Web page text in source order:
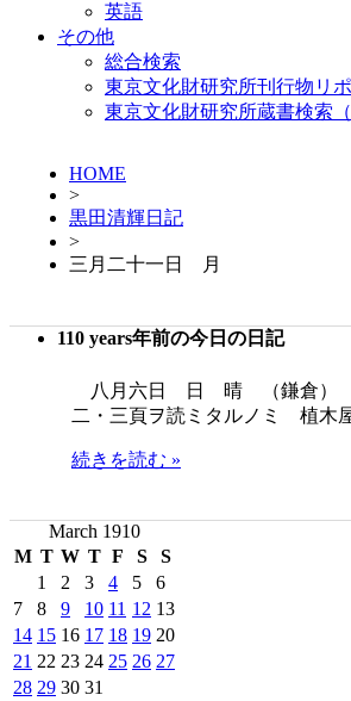
英語
その他
総合検索
東京文化財研究所刊行物リ
東京文化財研究所蔵書検索（
HOME
>
黒田清輝日記
>
三月二十一日 月
110 years年前の今日の日記
八月六日 日 晴 （鎌倉） 重
二・三頁ヲ読ミタルノミ 植木
続きを読む »
March 1910
M T W T F S S
1 2 3 4 5
6
7
8 9 10 11 12 13
14 15 16 17 18 19 20
21 22 23 24 25 26 27
28 29 30 31